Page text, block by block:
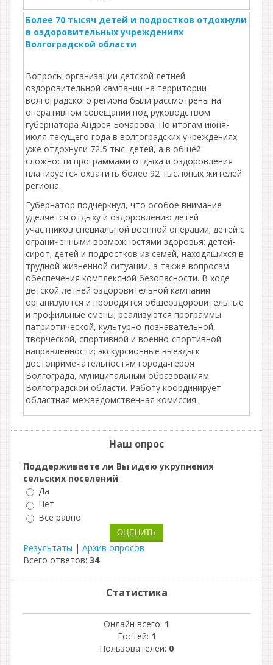
Более 70 тысяч детей и подростков отдохнули
в оздоровительных учреждениях
Волгоградской области
Вопросы организации детской летней
оздоровительной кампании на территории
волгоградского региона были рассмотрены на
оперативном совещании под руководством
губернатора Андрея Бочарова. По итогам июня-
июля текущего года в волгоградских учреждениях
уже отдохнули 72,5 тыс. детей, а в общей
сложности программами отдыха и оздоровления
планируется охватить более 92 тыс. юных жителей
региона.
Губернатор подчеркнул, что особое внимание
уделяется отдыху и оздоровлению детей
участников специальной военной операции; детей с
ограниченными возможностями здоровья; детей-
сирот; детей и подростков из семей, находящихся в
трудной жизненной ситуации, а также вопросам
обеспечения комплексной безопасности. В ходе
детской летней оздоровительной кампании
организуются и проводятся общеоздоровительные
и профильные смены; реализуются программы
патриотической, культурно-познавательной,
творческой, спортивной и военно-спортивной
направленности; экскурсионные выезды к
достопримечательностям города-героя
Волгограда, муниципальным образованиям
Волгоградской области. Работу координирует
областная межведомственная комиссия.
Наш опрос
Поддерживаете ли Вы идею укрупнения
сельских поселений
Да
Нет
Все равно
Результаты | Архив опросов
Всего ответов: 34
Статистика
Онлайн всего: 1
Гостей: 1
Пользователей: 0